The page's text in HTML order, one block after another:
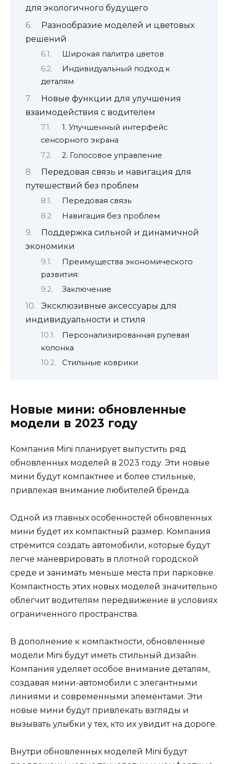
для экологичного будущего
Разнообразие моделей и цветовых
решений
Широкая палитра цветов
Индивидуальный подход к
деталям
Новые функции для улучшения
взаимодействия с водителем
1. Улучшенный интерфейс
сенсорного экрана
2. Голосовое управление
Передовая связь и навигация для
путешествий без проблем
Передовая связь
Навигация без проблем
Поддержка сильной и динамичной
экономики
Преимущества экономического
развития:
Заключение
Эксклюзивные аксессуары для
индивидуальности и стиля
Персонализированная рулевая
колонка
Стильные коврики
Новые мини: обновленные
модели в 2023 году
Компания Mini планирует выпустить ряд
обновленных моделей в 2023 году. Эти новые
мини будут компактнее и более стильные,
привлекая внимание любителей бренда.
Одной из главных особенностей обновленных
мини будет их компактный размер. Компания
стремится создать автомобили, которые будут
легче маневрировать в плотной городской
среде и занимать меньше места при парковке.
Компактность этих новых моделей значительно
облегчит водителям передвижение в условиях
ограниченного пространства.
В дополнение к компактности, обновленные
модели Mini будут иметь стильный дизайн.
Компания уделяет особое внимание деталям,
создавая мини-автомобили с элегантными
линиями и современными элементами. Эти
новые мини будут привлекать взгляды и
вызывать улыбки у тех, кто их увидит на дороге.
Внутри обновленных моделей Mini будут